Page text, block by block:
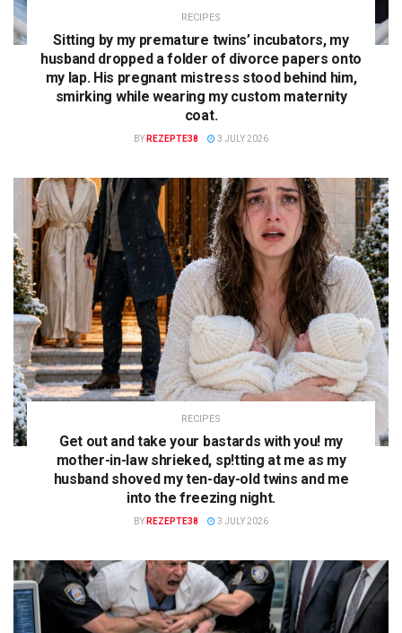
RECIPES
Sitting by my premature twins’ incubators, my
husband dropped a folder of divorce papers onto
my lap. His pregnant mistress stood behind him,
smirking while wearing my custom maternity
coat.
BY REZEPTE38 3 JULY 2026
RECIPES
Get out and take your bastards with you! my
mother-in-law shrieked, sp!tting at me as my
husband shoved my ten-day-old twins and me
into the freezing night.
BY REZEPTE38 3 JULY 2026